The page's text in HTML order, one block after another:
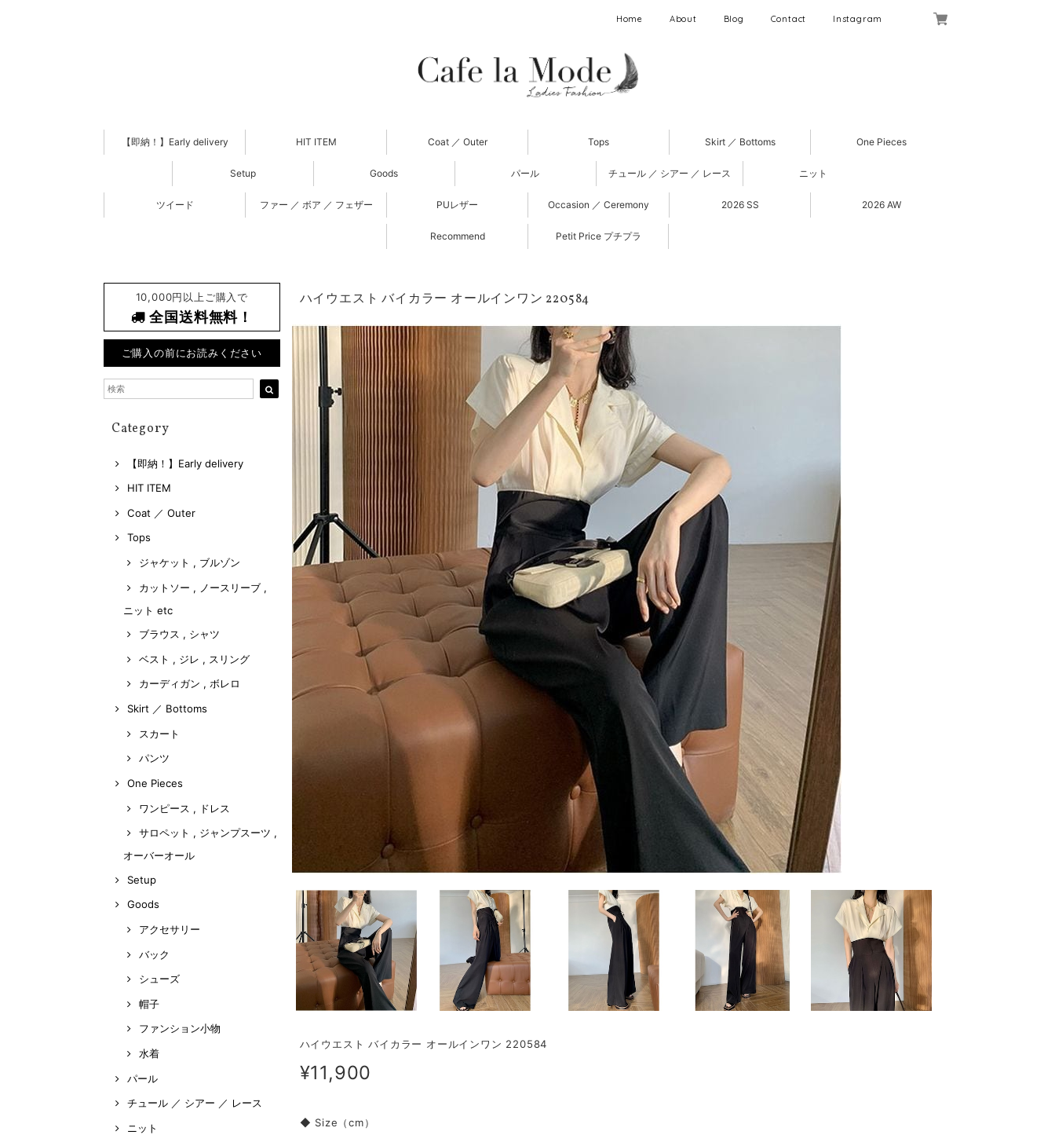
Home About Blog Contact Instagram
【即納！】Early delivery HIT ITEM Coat ／ Outer Tops Skirt ／ Bottoms One Pieces
Setup Goods パール チュール ／ シアー ／ レース ニット
ツイード ファー ／ ボア ／ フェザー PUレザー Occasion ／ Ceremony 2026 SS 2026 AW
Recommend Petit Price プチプラ
10,000円以上ご購入で
全国送料無料！
ご購入の前にお読みください
Category
【即納！】Early delivery
HIT ITEM
Coat ／ Outer
Tops
ジャケット , ブルゾン
カットソー , ノースリーブ ,
ニット etc
ブラウス , シャツ
ベスト , ジレ , スリング
カーディガン , ボレロ
Skirt ／ Bottoms
スカート
パンツ
One Pieces
ワンピース , ドレス
サロペット , ジャンプスーツ ,
オーバーオール
Setup
Goods
アクセサリー
バック
シューズ
帽子
ファンション小物
水着
パール
チュール ／ シアー ／ レース
ニット
ハイウエスト バイカラー オールインワン 220584
ハイウエスト バイカラー オールインワン 220584
¥11,900
◆ Size（cm）